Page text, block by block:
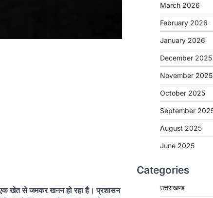
एक खेत से जमकर खनन हो रहा है। प्रशासन
March 2026
February 2026
January 2026
December 2025
November 2025
October 2025
September
August 2025
June 2025
Categories
उत्तराखण्ड